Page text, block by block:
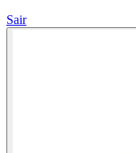
Sair